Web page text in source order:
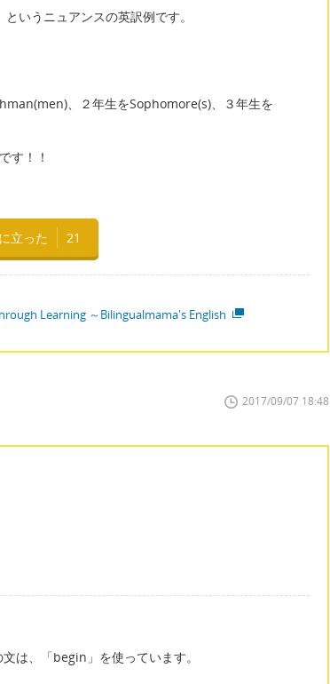
いうニュアンスの英訳例です。
、２年生をSophomore(s)、３年生を
す！！
立った 21
Learning ～Bilingualmama's English
2017/09/07 18:48
は、「begin」を使っています。